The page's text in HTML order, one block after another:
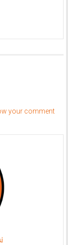
your comment